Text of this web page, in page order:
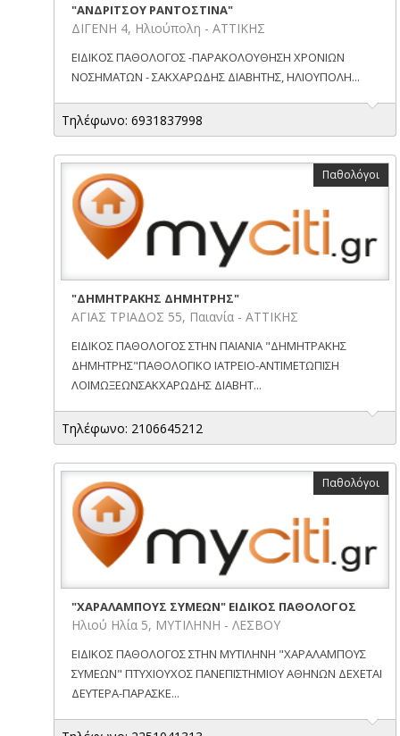
"ΑΝΔΡΙΤΣΟΥ ΡΑΝΤΟΣΤΙΝΑ"
ΔΙΓΕΝΗ 4, Ηλιούπολη - ΑΤΤΙΚΗΣ
ΕΙΔΙΚΟΣ ΠΑΘΟΛΟΓΟΣ -ΠΑΡΑΚΟΛΟΥΘΗΣΗ ΧΡΟΝΙΩΝ
ΝΟΣΗΜΑΤΩΝ - ΣΑΚΧΑΡΩΔΗΣ ΔΙΑΒΗΤΗΣ, ΗΛΙΟΥΠΟΛΗ...
Τηλέφωνο: 6931837998
Παθολόγοι
"ΔΗΜΗΤΡΑΚΗΣ ΔΗΜΗΤΡΗΣ"
ΑΓΙΑΣ ΤΡΙΑΔΟΣ 55, Παιανία - ΑΤΤΙΚΗΣ
ΕΙΔΙΚΟΣ ΠΑΘΟΛΟΓΟΣ ΣΤΗΝ ΠΑΙΑΝΙΑ "ΔΗΜΗΤΡΑΚΗΣ
ΔΗΜΗΤΡΗΣ"ΠΑΘΟΛΟΓΙΚΟ ΙΑΤΡΕΙΟ-ΑΝΤΙΜΕΤΩΠΙΣΗ
ΛΟΙΜΩΞΕΩΝΣΑΚΧΑΡΩΔΗΣ ΔΙΑΒΗΤ...
Τηλέφωνο: 2106645212
Παθολόγοι
"ΧΑΡΑΛΑΜΠΟΥΣ ΣΥΜΕΩΝ" ΕΙΔΙΚΟΣ ΠΑΘΟΛΟΓΟΣ
Ηλιού Ηλία 5, ΜΥΤΙΛΗΝΗ - ΛΕΣΒΟΥ
ΕΙΔΙΚΟΣ ΠΑΘΟΛΟΓΟΣ ΣΤΗΝ ΜΥΤΙΛΗΝΗ "ΧΑΡΑΛΑΜΠΟΥΣ
ΣΥΜΕΩΝ" ΠΤΥΧΙΟΥΧΟΣ ΠΑΝΕΠΙΣΤΗΜΙΟΥ ΑΘΗΝΩΝ ΔΕΧΕΤΑΙ
ΔΕΥΤΕΡΑ-ΠΑΡΑΣΚΕ...